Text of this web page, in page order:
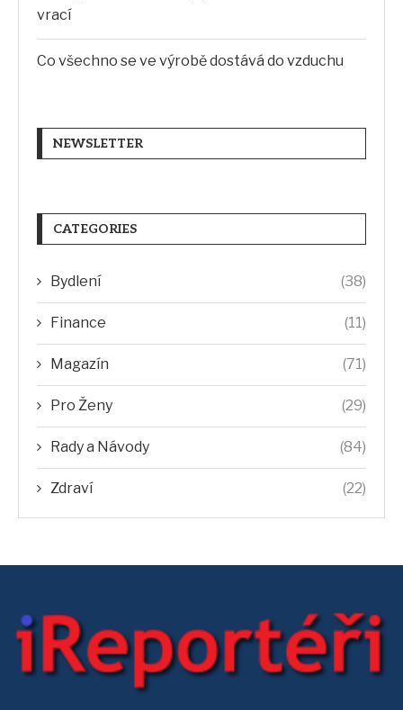
vrací
Co všechno se ve výrobě dostává do vzduchu
NEWSLETTER
CATEGORIES
Bydlení (38)
Finance (11)
Magazín (71)
Pro Ženy (29)
Rady a Návody (84)
Zdraví (22)